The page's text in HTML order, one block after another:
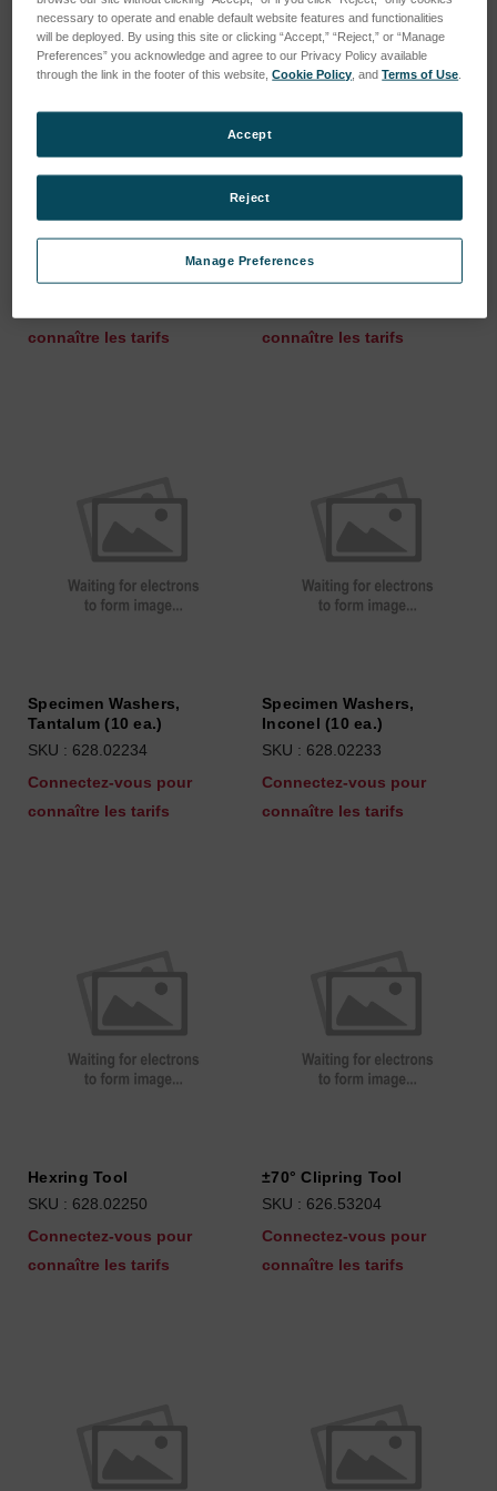
connaître les tarifs
connaître les tarifs
Specimen Washers,
Tantalum (10 ea.)
SKU : 628.02234
Connectez-vous pour
connaître les tarifs
Specimen Washers,
Inconel (10 ea.)
SKU : 628.02233
Connectez-vous pour
connaître les tarifs
Hexring Tool
SKU : 628.02250
Connectez-vous pour
connaître les tarifs
±70° Clipring Tool
SKU : 626.53204
Connectez-vous pour
connaître les tarifs
necessary to operate and enable default website features and functionalities
will be deployed. By using this site or clicking “Accept,” “Reject,” or “Manage
Preferences” you acknowledge and agree to our Privacy Policy available
through the link in the footer of this website,Cookie Policy , andTerms of Use
Manage Preferences
Reject
Accept